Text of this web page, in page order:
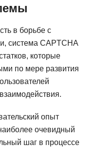
в борьбе с
система CAPTCHA
которые
по мере развития
опыт
очевидный
шаг в процессе